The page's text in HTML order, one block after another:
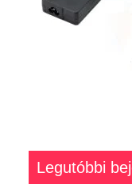
Legutóbbi